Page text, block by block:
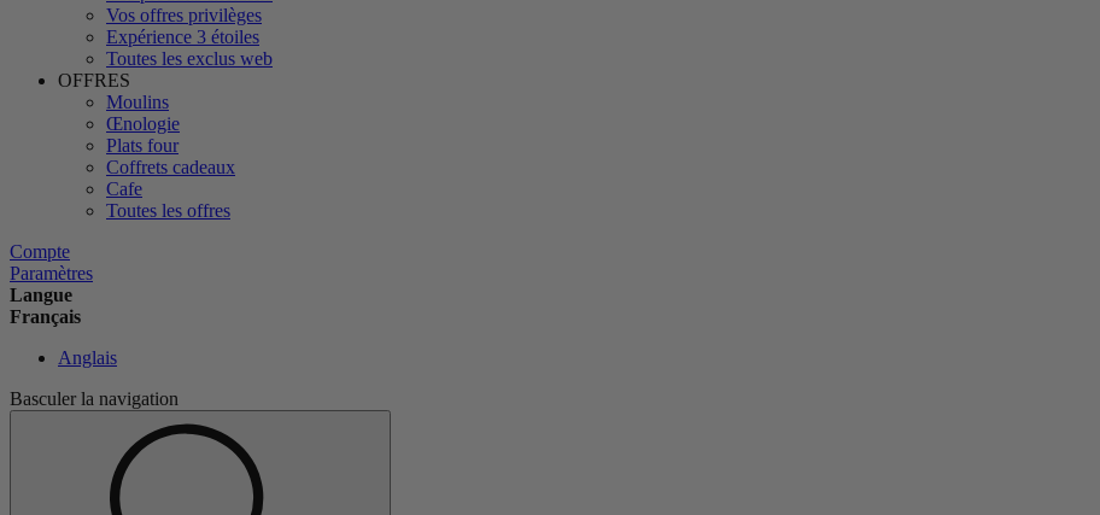
Vos offres privilèges
Expérience 3 étoiles
Toutes les exclus web
OFFRES
Moulins
Œnologie
Plats four
Coffrets cadeaux
Cafe
Toutes les offres
Compte
Paramètres
Langue
Français
Anglais
Basculer la navigation